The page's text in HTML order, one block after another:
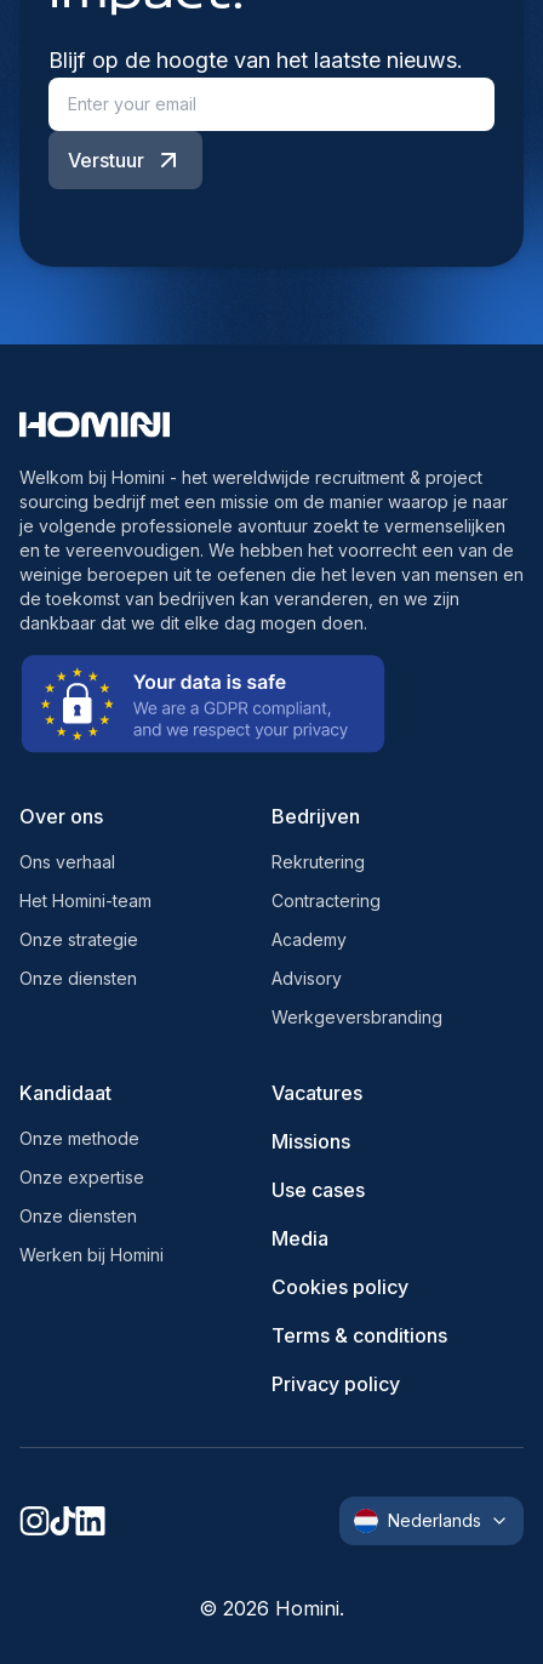
Blijf op de hoogte van het laatste nieuws.
Verstuur
Welkom bij Homini - het wereldwijde recruitment & project
sourcing bedrijf met een missie om de manier waarop je naar
je volgende professionele avontuur zoekt te vermenselijken
en te vereenvoudigen. We hebben het voorrecht een van de
weinige beroepen uit te oefenen die het leven van mensen en
de toekomst van bedrijven kan veranderen, en we zijn
dankbaar dat we dit elke dag mogen doen.
Over ons
Ons verhaal
Het Homini-team
Onze strategie
Onze diensten
Bedrijven
Rekrutering
Contractering
Academy
Advisory
Werkgeversbranding
Kandidaat
Onze methode
Onze expertise
Onze diensten
Werken bij Homini
Vacatures
Missions
Use cases
Media
Cookies policy
Terms & conditions
Privacy policy
© 2026 Homini.
Nederlands